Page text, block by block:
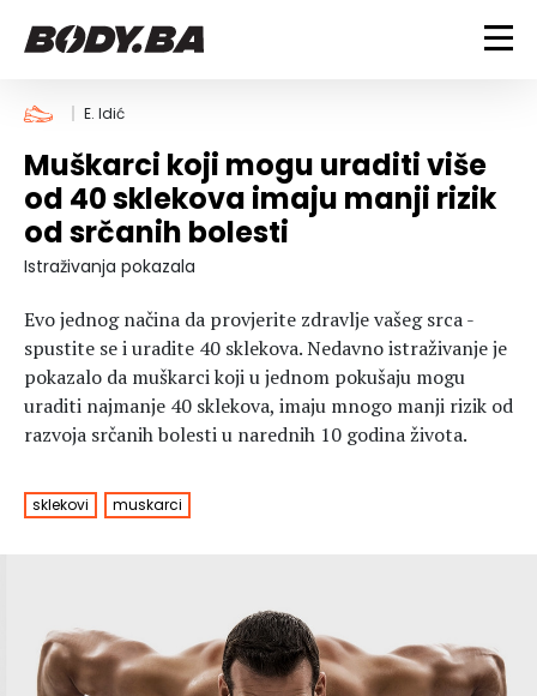
FITNESS
Vježbanje
Mršanje
Discipline
Indoor & Outdoor
BODYBUILDING
Trening i vježbe
Takmičarski bodybuilding
Ostalo
ISHRANA
Nutricionizam
Recepti
Suplementi
Tablica kalorija
ZDRAVLJE
Um i tijelo
Povrede i bolesti
Lifestyle
LIFESTYLE
Bodybuilding
Ishrana
VODA
MAGAZIN
Šminka
Tehnologija
E. Idić
Muškarci koji mogu uraditi više
od 40 sklekova imaju manji rizik
od srčanih bolesti
Istraživanja pokazala
Evo jednog načina da provjerite zdravlje vašeg srca -
spustite se i uradite 40 sklekova. Nedavno istraživanje je
pokazalo da muškarci koji u jednom pokušaju mogu
uraditi najmanje 40 sklekova, imaju mnogo manji rizik od
razvoja srčanih bolesti u narednih 10 godina života.
sklekovi muskarci